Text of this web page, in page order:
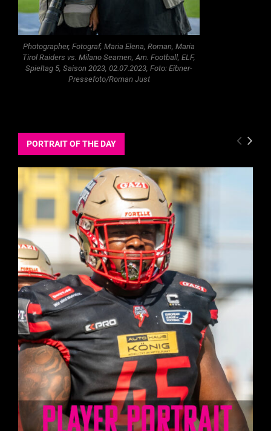
Photographer, Fotograf, Maria Elena, Roman, Maria
Tirol Raiders vs. Milano Seamen, Am. Football, ELF,
Spieltag 5, Saison 2023, 02.07.2023, Foto: Eibner-
Pressefoto/Roman Just
PORTRAIT OF THE DAY